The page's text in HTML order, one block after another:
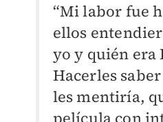
“Mi labor fue
ellos
yo y quién era
Hacerles
les mentiría,